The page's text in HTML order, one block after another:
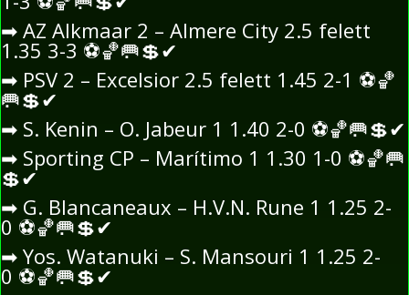
➡ AZ Alkmaar 2 – Almere City 2.5 felett
1.35 3-3 ⚽🏀🥅💲✔
➡ PSV 2 – Excelsior 2.5 felett 1.45 2-1 ⚽🏀
🥅💲✔
➡ S. Kenin – O. Jabeur 1 1.40 2-0 ⚽🏀🥅💲✔
➡ Sporting CP – Marítimo 1 1.30 1-0 ⚽🏀🥅
💲✔
➡ G. Blancaneaux – H.V.N. Rune 1 1.25 2-
0 ⚽🏀🥅💲✔
➡ Yos. Watanuki – S. Mansouri 1 1.25 2-
0 ⚽🏀🥅💲✔